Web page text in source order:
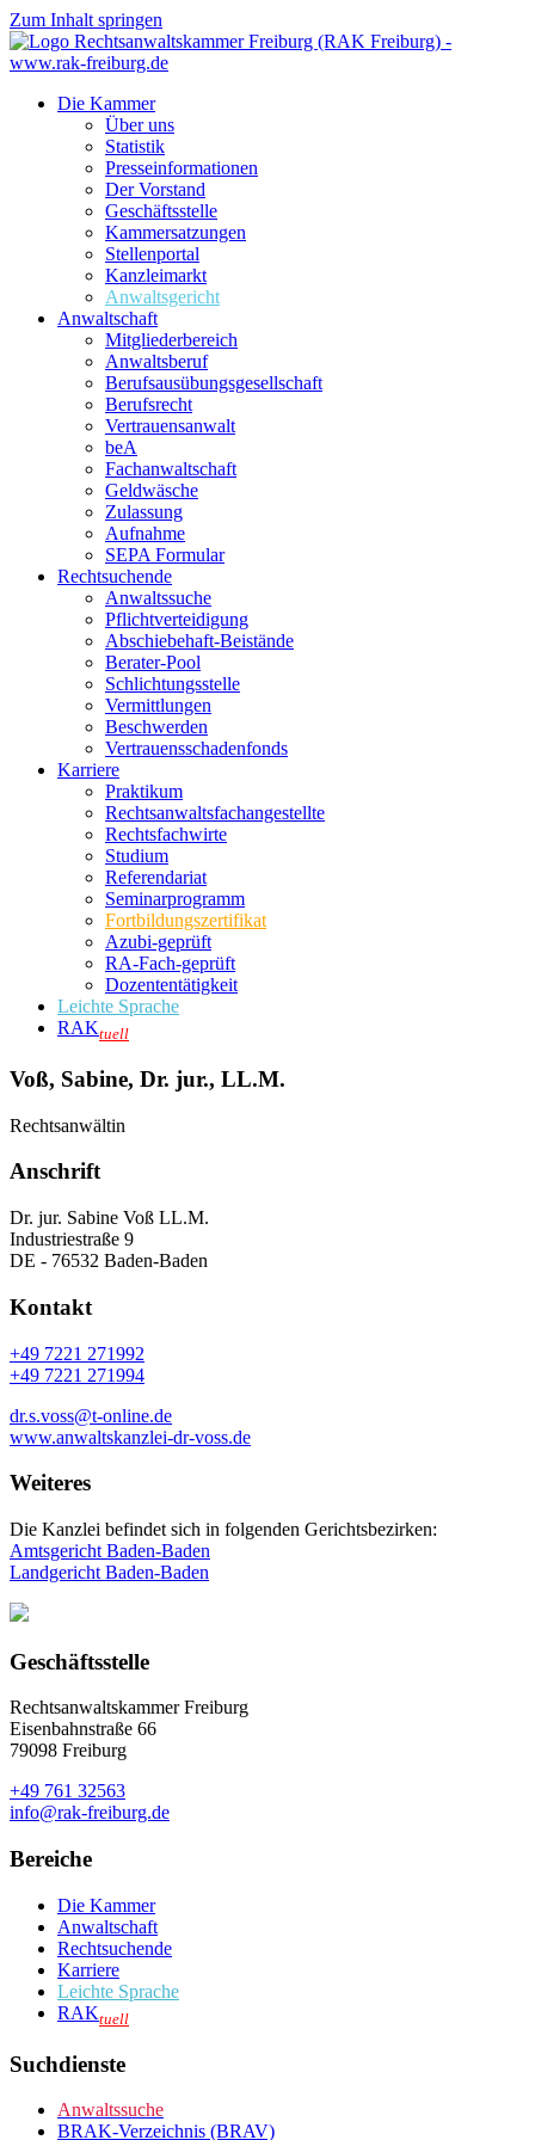
Zum Inhalt springen
Die Kammer
Über uns
Statistik
Presseinformationen
Der Vorstand
Geschäftsstelle
Kammersatzungen
Stellenportal
Kanzleimarkt
Anwaltsgericht
Anwaltschaft
Mitgliederbereich
Anwaltsberuf
Berufsausübungs­gesellschaft
Berufsrecht
Vertrauensanwalt
beA
Fachanwaltschaft
Geldwäsche
Zulassung
Aufnahme
SEPA Formular
Rechtsuchende
Anwaltssuche
Pflichtverteidigung
Abschiebehaft-Beistände
Berater-Pool
Schlichtungsstelle
Vermittlungen
Beschwerden
Vertrauensschadenfonds
Karriere
Praktikum
Rechtsanwalts­fachangestellte
Rechtsfachwirte
Studium
Referendariat
Seminarprogramm
Fortbildungszertifikat
Azubi-geprüft
RA-Fach-geprüft
Dozententätigkeit
Leichte Sprache
RAKtuell
Voß, Sabine, Dr. jur., LL.M.
Rechtsanwältin
Anschrift
Dr. jur. Sabine Voß LL.M.
Industriestraße 9
DE - 76532 Baden-Baden
Kontakt
+49 7221 271992
+49 7221 271994
dr.s.voss@t-online.de
www.anwaltskanzlei-dr-voss.de
Weiteres
Die Kanzlei befindet sich in folgenden Gerichtsbezirken:
Amtsgericht Baden-Baden
Landgericht Baden-Baden
Geschäftsstelle
Rechtsanwaltskammer Freiburg
Eisenbahnstraße 66
79098 Freiburg
+49 761 32563
info@rak-freiburg.de
Bereiche
Die Kammer
Anwaltschaft
Rechtsuchende
Karriere
Leichte Sprache
RAKtuell
Suchdienste
Anwaltssuche
BRAK-Verzeichnis (BRAV)